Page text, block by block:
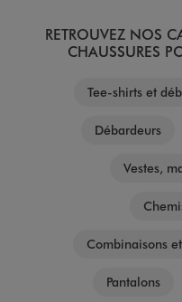
RETROUVEZ NOS
CHAUSSURES
Tee-shirts et
Débardeurs
Vestes,
Combinaisons
Pantalons